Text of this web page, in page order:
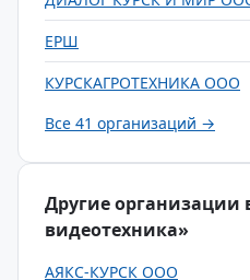
ЕРШ
КУРСКАГРОТЕХНИКА ООО
Все 41 организаций →
Другие организации
видеотехника»
АЯКС-КУРСК ООО